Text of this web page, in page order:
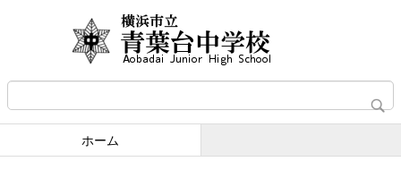
ホーム